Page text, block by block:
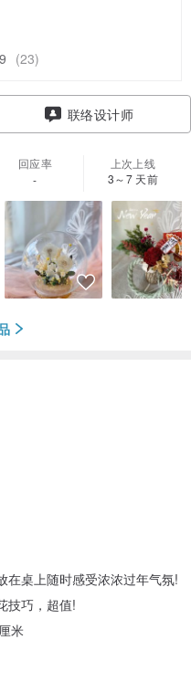
(23)
联络设计师
回应率
-
上次上线
3～7 天前
在桌上随时感受浓浓过年气氛!
技巧，超值!
米